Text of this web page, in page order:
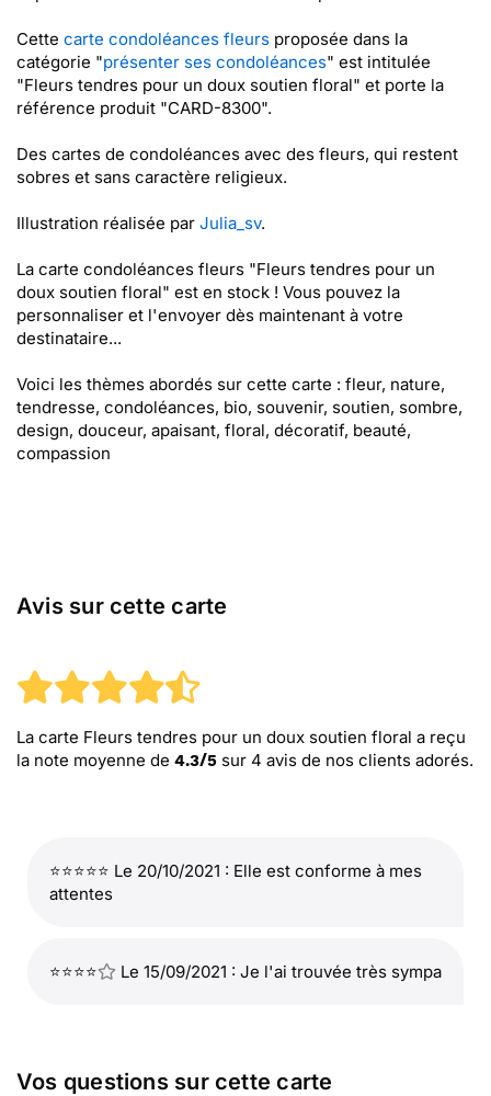
Cette carte condoléances fleurs proposée dans la
catégorie "présenter ses condoléances" est intitulée
"Fleurs tendres pour un doux soutien floral" et porte la
référence produit "CARD-8300".
Des cartes de condoléances avec des fleurs, qui restent
sobres et sans caractère religieux.
Illustration réalisée par Julia_sv.
La carte condoléances fleurs "Fleurs tendres pour un
doux soutien floral" est en stock ! Vous pouvez la
personnaliser et l'envoyer dès maintenant à votre
destinataire...
Voici les thèmes abordés sur cette carte : fleur, nature,
tendresse, condoléances, bio, souvenir, soutien, sombre,
design, douceur, apaisant, floral, décoratif, beauté,
compassion
Avis sur cette carte
La carte Fleurs tendres pour un doux soutien floral a reçu
la note moyenne de 4.3/5 sur 4 avis de nos clients adorés.
⭐⭐⭐⭐⭐ Le 20/10/2021 : Elle est conforme à mes
attentes
⭐⭐⭐⭐ Le 15/09/2021 : Je l'ai trouvée très sympa
Vos questions sur cette carte